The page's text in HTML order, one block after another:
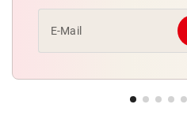
E-Mail